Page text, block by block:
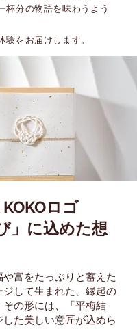
杯分の物語を味わうよう
験をお届けします。
ロゴ
」に込めた想
富をたっぷりと蓄えた
して生まれた、縁起の
その形には、「平梅結
た美しい意匠が込めら